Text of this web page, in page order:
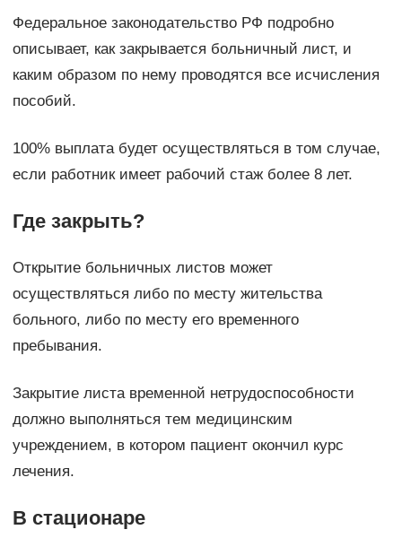
Федеральное законодательство РФ подробно
описывает, как закрывается больничный лист, и
каким образом по нему проводятся все исчисления
пособий.
100% выплата будет осуществляться в том случае,
если работник имеет рабочий стаж более 8 лет.
Где закрыть?
Открытие больничных листов может
осуществляться либо по месту жительства
больного, либо по месту его временного
пребывания.
Закрытие листа временной нетрудоспособности
должно выполняться тем медицинским
учреждением, в котором пациент окончил курс
лечения.
В стационаре